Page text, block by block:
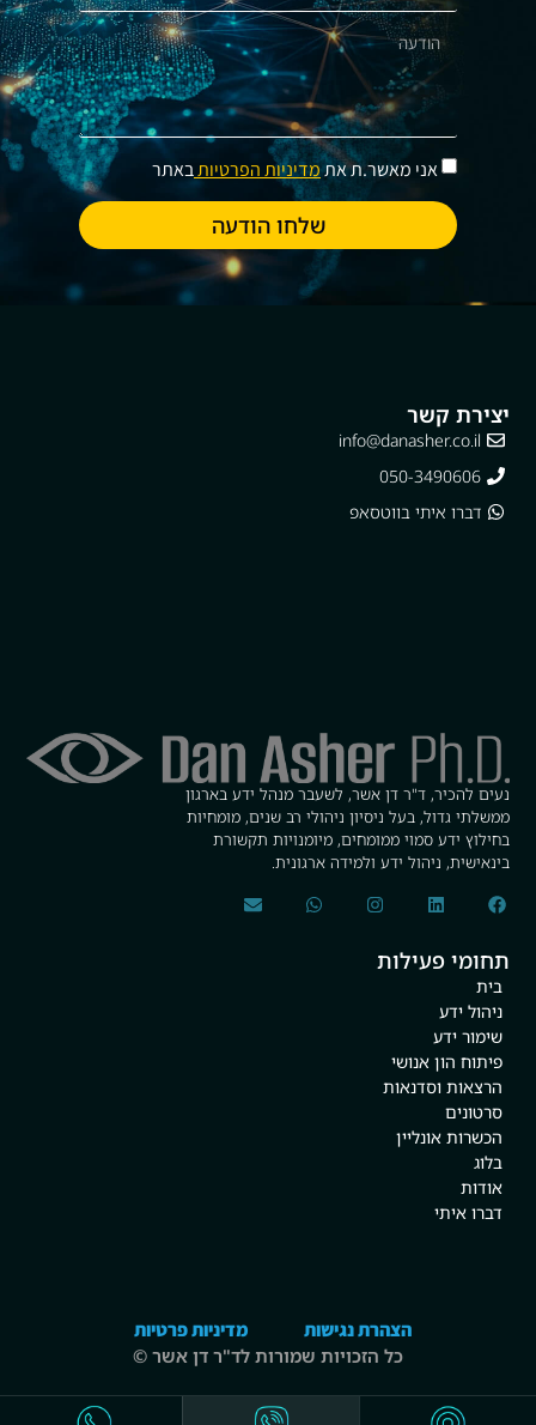
אני מאשר.ת אתמדיניות הפרטיותבאתר
שלחו הודעה
נעים להכיר, ד"ר דן אשר, לשעבר מנהל ידע בארגון
ממשלתי גדול, בעל ניסיון ניהולי רב שנים, מומחיות
בחילוץ ידע סמוי ממומחים, מיומנויות תקשורת
בינאישית, ניהול ידע ולמידה ארגונית.
תחומי פעילות
בית
ניהול ידע
שימור ידע
פיתוח הון אנושי
הרצאות וסדנאות
סרטונים
הכשרות אונליין
בלוג
אודות
דברו איתי
יצירת קשר
info@danasher.co.il
050-3490606
דברו איתי בווטסאפ
הצהרת נגישות מדיניות פרטיות
כל הזכויות שמורות לד"ר דן אשר ©